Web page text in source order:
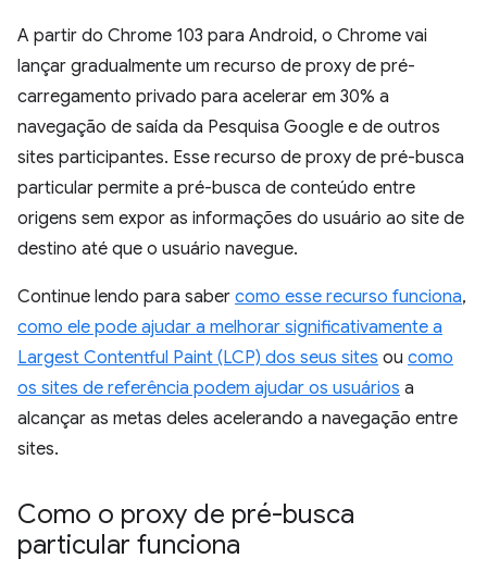
A partir do Chrome 103 para Android, o Chrome vai
lançar gradualmente um recurso de proxy de pré-
carregamento privado para acelerar em 30% a
navegação de saída da Pesquisa Google e de outros
sites participantes. Esse recurso de proxy de pré-busca
particular permite a pré-busca de conteúdo entre
origens sem expor as informações do usuário ao site de
destino até que o usuário navegue.
Continue lendo para saber como esse recurso funciona,
como ele pode ajudar a melhorar significativamente a
Largest Contentful Paint (LCP) dos seus sites ou como
os sites de referência podem ajudar os usuários a
alcançar as metas deles acelerando a navegação entre
sites.
Como o proxy de pré-busca
particular funciona